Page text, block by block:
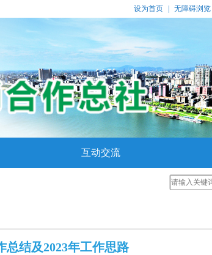
设为首页 无障碍浏览
互动交流
总结及2023年工作思路